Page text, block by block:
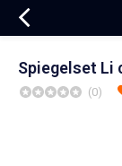
Spiegelset Li
(0)